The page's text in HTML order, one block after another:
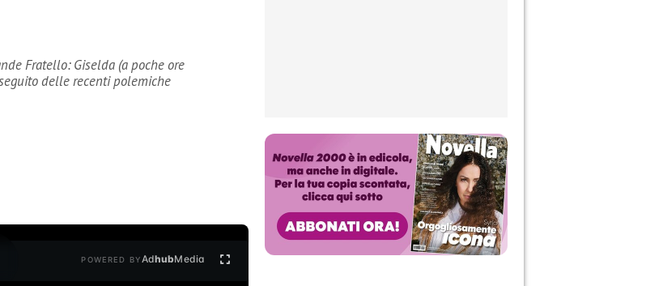
Fratello: Giselda (a poche ore
delle recenti polemiche
POWERED BYAdhubMedia